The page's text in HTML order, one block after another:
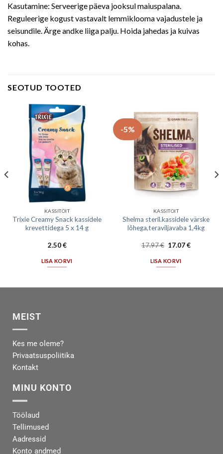
Kasutamine: Serveerige päeva jooksul maiuspalana.
Reguleerige kogust vastavalt lemmiklooma vajadustele ja
seisundile. Ärge andke liiga palju. Hoida jahedas ja kuivas
kohas.
SEOTUD TOOTED
KASSITOIT
Trixie Creamy Snack kassidele
krevettidega 5 x 14 g
2.50€
LISA KORVI
-5%
KASSITOIT
Shelma steril.kassidele värske
lõhega,teraviljavaba 1,4kg
17.97€ 17.07€
LISA KORVI
MEIST
Kes me oleme?
Privaatsuspoliitika
Kontakt
MINU KONTO
Töölaud
Tellimused
Aadressid
Konto andmed